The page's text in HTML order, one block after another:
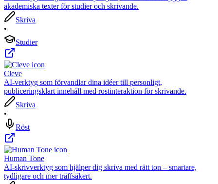
akademiska texter för studier och skrivande.
Skriva
•
Studier
Cleve
AI-verktyg som förvandlar dina idéer till personligt,
publiceringsklart innehåll med rostinteraktion för skrivande.
Skriva
•
Röst
Human Tone
AI-skrivverktyg som hjälper dig skriva med rätt ton – smartare,
tydligare och mer träffsäkert.